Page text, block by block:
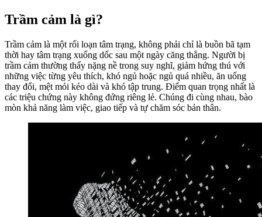
Trầm cảm là gì?
Trầm cảm là một rối loạn tâm trạng, không phải chỉ là buồn bã tạm
thời hay tâm trạng xuống dốc sau một ngày căng thẳng. Người bị
trầm cảm thường thấy nặng nề trong suy nghĩ, giảm hứng thú với
những việc từng yêu thích, khó ngủ hoặc ngủ quá nhiều, ăn uống
thay đổi, mệt mỏi kéo dài và khó tập trung. Điểm quan trọng nhất là
các triệu chứng này không đứng riêng lẻ. Chúng đi cùng nhau, bào
mòn khả năng làm việc, giao tiếp và tự chăm sóc bản thân.